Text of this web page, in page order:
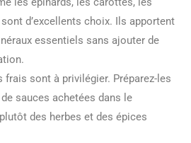
d’excellents choix. Ils apportent
essentiels sans ajouter de
frais sont à privilégier. Préparez-les
sauces achetées dans le
des herbes et des épices